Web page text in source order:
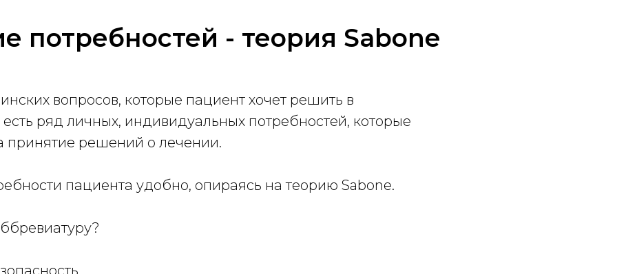
потребностей - теория Sabone
вопросов, которые пациент хочет решить в
есть ряд личных, индивидуальных потребностей, которые
принятие решений о лечении.
пациента удобно, опираясь на теорию Sabone.